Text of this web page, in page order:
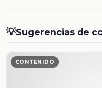
💡Sugerencias de
CONTENIDO